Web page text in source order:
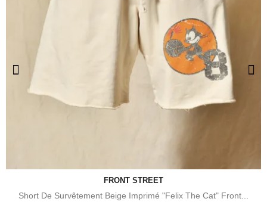
FRONT STREET
Short De Survêtement Beige Imprimé "Felix The Cat" Front...